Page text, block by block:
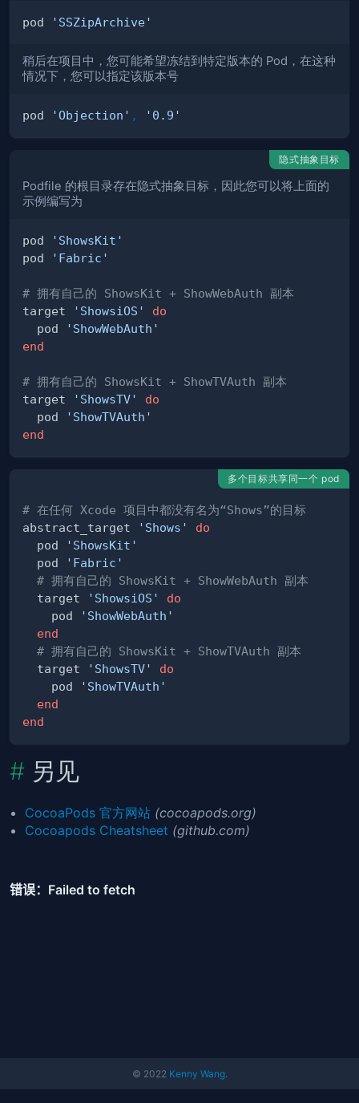
pod 'SSZipArchive'
稍后在项目中，您可能希望冻结到特定版本的 Pod，在这种
情况下，您可以指定该版本号
pod 'Objection' , '0.9'
隐式抽象目标
Podfile 的根目录存在隐式抽象目标，因此您可以将上面的
示例编写为
pod
'ShowsKit'
pod
'Fabric'
# 拥有自己的 ShowsKit + ShowWebAuth 副本
target
'ShowsiOS'
do
  pod
'ShowWebAuth'
end
# 拥有自己的 ShowsKit + ShowTVAuth 副本
target
'ShowsTV'
do
  pod
'ShowTVAuth'
end
多个目标共享同一个 pod
# 在任何 Xcode 项目中都没有名为“Shows”的目标
abstract_target
'Shows'
do
  pod
'ShowsKit'
  pod
'Fabric'
# 拥有自己的 ShowsKit + ShowWebAuth 副本
  target
'ShowsiOS'
do
    pod
'ShowWebAuth'
end
# 拥有自己的 ShowsKit + ShowTVAuth 副本
  target
'ShowsTV'
do
    pod
'ShowTVAuth'
end
end
另见
CocoaPods 官方网站 (cocoapods.org)
Cocoapods Cheatsheet (github.com)
© 2022 Kenny Wang.